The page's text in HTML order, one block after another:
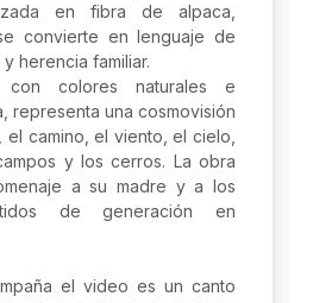
en fibra de alpaca,
convierte en lenguaje de
herencia familiar.
colores naturales e
representa una cosmovisión
el camino, el viento, el cielo,
y los cerros. La obra
a su madre y a los
de generación en
el video es un canto